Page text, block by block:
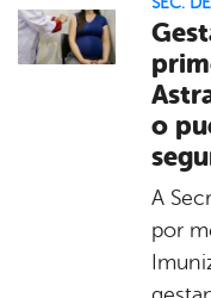
o
A
por